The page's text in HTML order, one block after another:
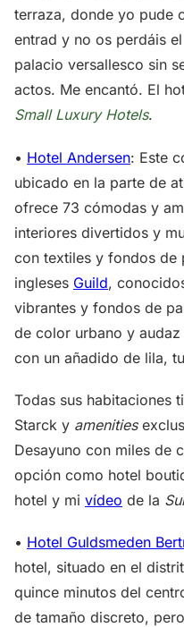
terraza, donde yo pude
entrad y no os perdáis
palacio versallesco sin
actos. Me encantó. El
Small Luxury Hotels.
• Hotel Andersen: Este
ubicado en la parte de
ofrece 73 cómodas y
interiores divertidos y
con textiles y fondos de
ingleses Guild,
vibrantes y fondos de
de color urbano y
con un añadido de lila,
Todas sus habitaciones
Starck y amenities
Desayuno con miles de
opción como hotel
hotel y mi vídeo de la
• Hotel Guldsmeden
hotel, situado en el
quince minutos del
de tamaño discreto,